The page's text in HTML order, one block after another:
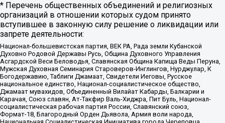
* Перечень общественных объединений и религиозных
организаций в отношении которых судом принято
вступившее в законную силу решение о ликвидации или
запрете деятельности:
Национал-большевистская партия, ВЕК РА, Рада земли Кубанской
Духовно Родовой Державы Русь, Община Духовного Управления
Асгардской Веси Беловодья, Славянская Община Капища Веды Перуна,
Мужская Духовная Семинария Староверов-Инглингов, Нурджулар, К
Богодержавию, Таблиги Джамаат, Свидетели Иеговы, Русское
национальное единство, Национал-социалистическое общество,
Джамаат мувахидов, Объединенный Вилайат Кабарды, Балкарии и
Карачая, Союз славян, Ат-Такфир Валь-Хиджра, Пит Буль, Национал-
социалистическая рабочая партия России, Славянский союз,
Формат-18, Благородный Орден Дьявола, Армия воли народа,